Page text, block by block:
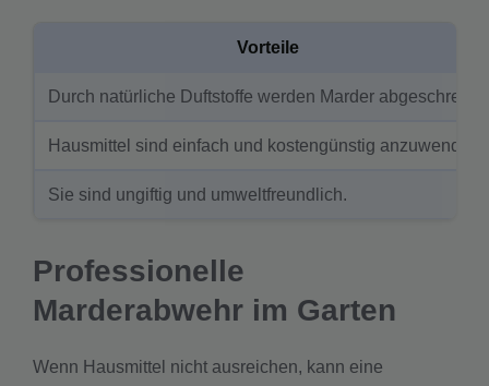
Vorteile
Durch natürliche Duftstoffe werden Marder abgeschreckt.
Hausmittel sind einfach und kostengünstig anzuwenden.
Sie sind ungiftig und umweltfreundlich.
Professionelle
Marderabwehr im Garten
Wenn Hausmittel nicht ausreichen, kann eine